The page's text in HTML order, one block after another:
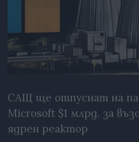
САЩ ще отпуснат на
Microsoft $1 млрд. за
ядрен реактор